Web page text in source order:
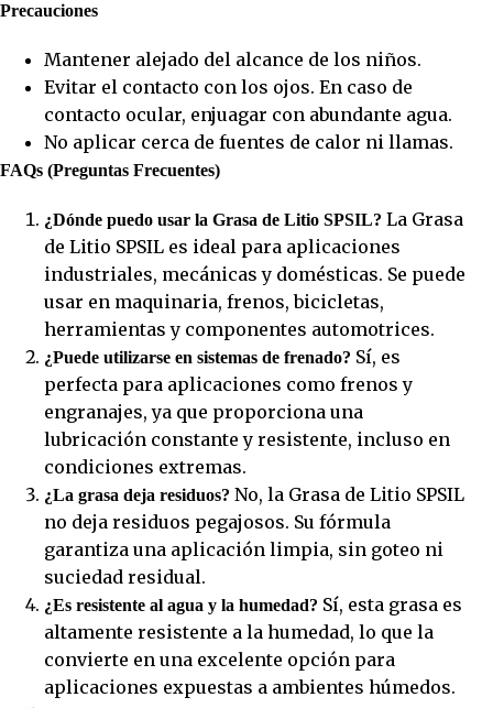
Precauciones
Mantener alejado del alcance de los niños.
Evitar el contacto con los ojos. En caso de
contacto ocular, enjuagar con abundante agua.
No aplicar cerca de fuentes de calor ni llamas.
FAQs (Preguntas Frecuentes)
¿Dónde puedo usar la Grasa de Litio SPSIL? La Grasa
de Litio SPSIL es ideal para aplicaciones
industriales, mecánicas y domésticas. Se puede
usar en maquinaria, frenos, bicicletas,
herramientas y componentes automotrices.
¿Puede utilizarse en sistemas de frenado? Sí, es
perfecta para aplicaciones como frenos y
engranajes, ya que proporciona una
lubricación constante y resistente, incluso en
condiciones extremas.
¿La grasa deja residuos? No, la Grasa de Litio SPSIL
no deja residuos pegajosos. Su fórmula
garantiza una aplicación limpia, sin goteo ni
suciedad residual.
¿Es resistente al agua y la humedad? Sí, esta grasa es
altamente resistente a la humedad, lo que la
convierte en una excelente opción para
aplicaciones expuestas a ambientes húmedos.